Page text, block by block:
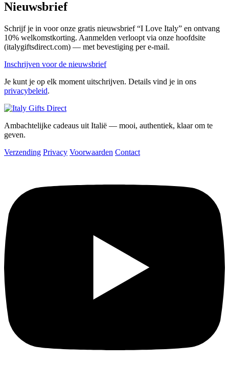
Nieuwsbrief
Schrijf je in voor onze gratis nieuwsbrief “I Love Italy” en ontvang
10% welkomstkorting. Aanmelden verloopt via onze hoofdsite
(italygiftsdirect.com) — met bevestiging per e-mail.
Inschrijven voor de nieuwsbrief
Je kunt je op elk moment uitschrijven. Details vind je in ons
privacybeleid.
Ambachtelijke cadeaus uit Italië — mooi, authentiek, klaar om te
geven.
Verzending Privacy Voorwaarden Contact